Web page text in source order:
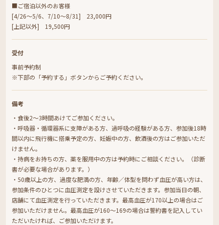
■ご宿泊以外のお客様
[4/26～5/6、7/10～8/31] 23,000円
[上記以外] 19,500円
受付
事前予約制
※下部の「予約する」ボタンからご予約ください。
備考
・食後2～3時間あけてご参加ください。
・呼吸器・循環器系に支障がある方、過呼吸の経験がある方、参加後18時
間以内に飛行機に搭乗予定の方、妊娠中の方、飲酒後の方はご参加いただ
けません。
・持病をお持ちの方、薬を服用中の方は予約時にご相談ください。（診断
書が必要な場合があります。）
・50歳以上の方、過度な肥満の方、年齢／体型を問わず血圧が高い方は、
参加条件のひとつに血圧測定を設けさせていただきます。参加当日の朝、
店舗にて血圧測定を行っていただきます。最高血圧が170以上の場合はご
参加いただけません。最高血圧が160～169の場合は誓約書を記入してい
ただいたければ、ご参加いただけます。